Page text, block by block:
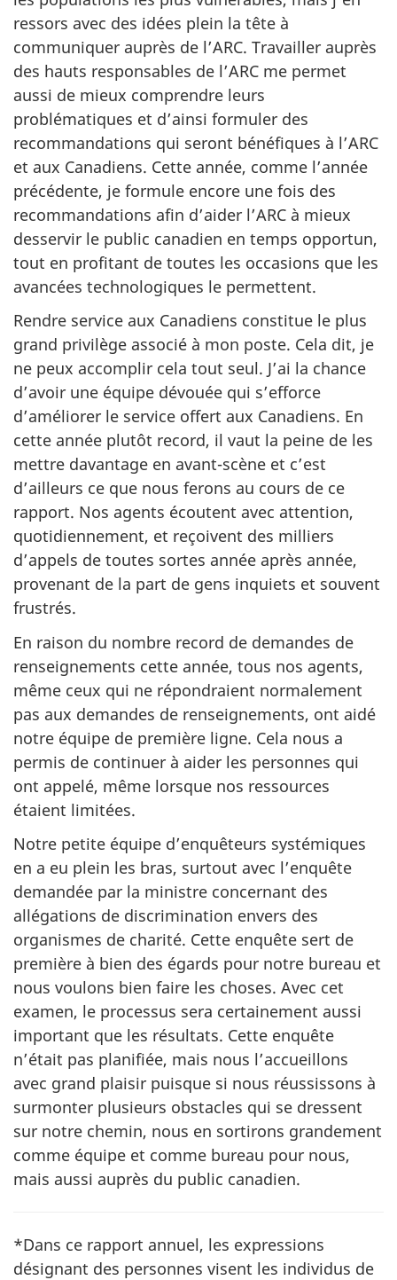
ressors avec des idées plein la tête à
communiquer auprès de l’ARC. Travailler auprès
des hauts responsables de l’ARC me permet
aussi de mieux comprendre leurs
problématiques et d’ainsi formuler des
recommandations qui seront bénéfiques à l’ARC
et aux Canadiens. Cette année, comme l’année
précédente, je formule encore une fois des
recommandations afin d’aider l’ARC à mieux
desservir le public canadien en temps opportun,
tout en profitant de toutes les occasions que les
avancées technologiques le permettent.
Rendre service aux Canadiens constitue le plus
grand privilège associé à mon poste. Cela dit, je
ne peux accomplir cela tout seul. J’ai la chance
d’avoir une équipe dévouée qui s’efforce
d’améliorer le service offert aux Canadiens. En
cette année plutôt record, il vaut la peine de les
mettre davantage en avant-scène et c’est
d’ailleurs ce que nous ferons au cours de ce
rapport. Nos agents écoutent avec attention,
quotidiennement, et reçoivent des milliers
d’appels de toutes sortes année après année,
provenant de la part de gens inquiets et souvent
frustrés.
En raison du nombre record de demandes de
renseignements cette année, tous nos agents,
même ceux qui ne répondraient normalement
pas aux demandes de renseignements, ont aidé
notre équipe de première ligne. Cela nous a
permis de continuer à aider les personnes qui
ont appelé, même lorsque nos ressources
étaient limitées.
Notre petite équipe d’enquêteurs systémiques
en a eu plein les bras, surtout avec l’enquête
demandée par la ministre concernant des
allégations de discrimination envers des
organismes de charité. Cette enquête sert de
première à bien des égards pour notre bureau et
nous voulons bien faire les choses. Avec cet
examen, le processus sera certainement aussi
important que les résultats. Cette enquête
n’était pas planifiée, mais nous l’accueillons
avec grand plaisir puisque si nous réussissons à
surmonter plusieurs obstacles qui se dressent
sur notre chemin, nous en sortirons grandement
comme équipe et comme bureau pour nous,
mais aussi auprès du public canadien.
*Dans ce rapport annuel, les expressions
désignant des personnes visent les individus de